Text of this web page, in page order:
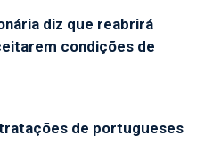
diz que reabrirá
condições de
de portugueses